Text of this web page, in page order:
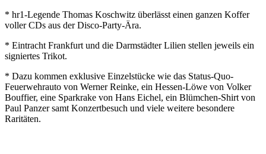
* hr1-Legende Thomas Koschwitz überlässt einen ganzen Koffer
voller CDs aus der Disco-Party-Ära.
* Eintracht Frankfurt und die Darmstädter Lilien stellen jeweils ein
signiertes Trikot.
* Dazu kommen exklusive Einzelstücke wie das Status-Quo-
Feuerwehrauto von Werner Reinke, ein Hessen-Löwe von Volker
Bouffier, eine Sparkrake von Hans Eichel, ein Blümchen-Shirt von
Paul Panzer samt Konzertbesuch und viele weitere besondere
Raritäten.